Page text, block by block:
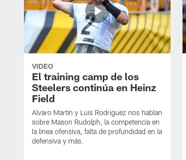
VIDEO
El training camp de los
Steelers continúa en Heinz
Field
Alvaro Martin y Luis Rodriguez nos hablan
sobre Mason Rudolph, la competencia en
la linea ofensiva, falta de profundidad en la
defensiva y más.